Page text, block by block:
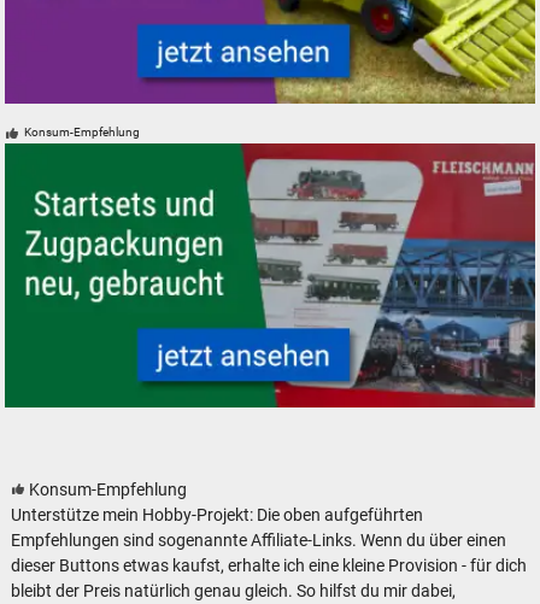
Konsum-Empfehlung
Konsum-Empfehlung
Unterstütze mein Hobby-Projekt: Die oben aufgeführten
Empfehlungen sind sogenannte Affiliate-Links. Wenn du über einen
dieser Buttons etwas kaufst, erhalte ich eine kleine Provision - für dich
bleibt der Preis natürlich genau gleich. So hilfst du mir dabei,